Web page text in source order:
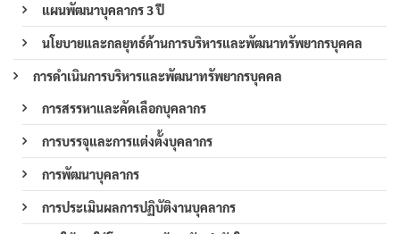
แผนพัฒนาบุคลากร 3 ปี
นโยบายและกลยุทธ์ด้านการบริหารและพัฒนาทรัพยากรบุคคล
การดำเนินการบริหารและพัฒนาทรัพยากรบุคคล
การสรรหาและคัดเลือกบุคลากร
การบรรจุและการแต่งตั้งบุคลากร
การพัฒนาบุคลากร
การประเมินผลการปฏิบัติงานบุคลากร